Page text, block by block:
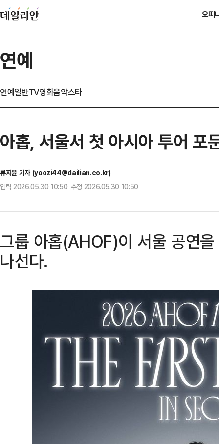
오피
연예
연예일반TV영화음악스타
아홉, 서울서 첫 아시아 투어
류지윤 기자 (yoozi44@dailian.co.kr)
입력 2026.05.30 10:50 수정 2026.05.30 10:50
그룹 아홉(AHOF)이 서울 공연
나선다.